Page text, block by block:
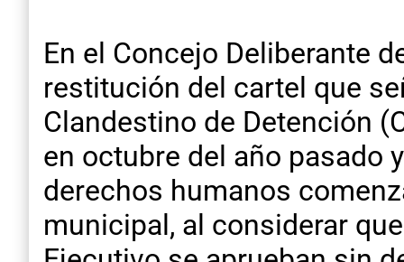
En el Concejo Deliberante
restitución del cartel que
Clandestino de Detención
en octubre del año pasado
derechos humanos
municipal, al considerar